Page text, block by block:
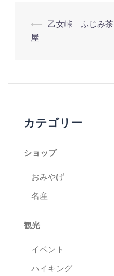
投
ナ
ー
シ
⟵ 乙女峠 ふじみ茶
屋
カテゴリー
ショップ
おみやげ
名産
観光
イベント
ハイキング